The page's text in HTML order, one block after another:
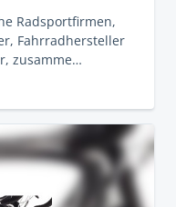
Radsportfirmen,
Fahrradhersteller
zusamme…